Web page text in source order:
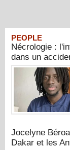
PEOPLE
Nécrologie :
dans un
Jocelyne
Dakar et les